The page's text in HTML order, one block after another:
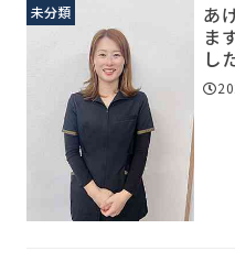
未分類
あ
ま
し